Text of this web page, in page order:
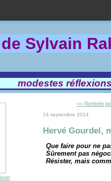
Sylvain
modestes
<< Rentrée
24 septembre 2014
Hervé Gourdel,
Que faire pour ne
Sûrement pas
Résister, mais